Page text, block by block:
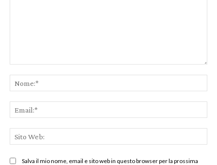
Salva il mio nome, email e sito web in questo browser per la prossima